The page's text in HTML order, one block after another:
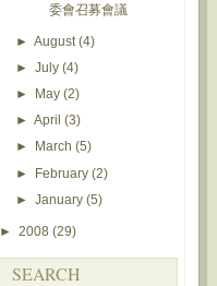
委會召募會議
► August(4)
► July (4)
►
May (2)
► April (3)
►
March (5)
► February (2)
► January (5)
► 2008 (29)
SEARCH